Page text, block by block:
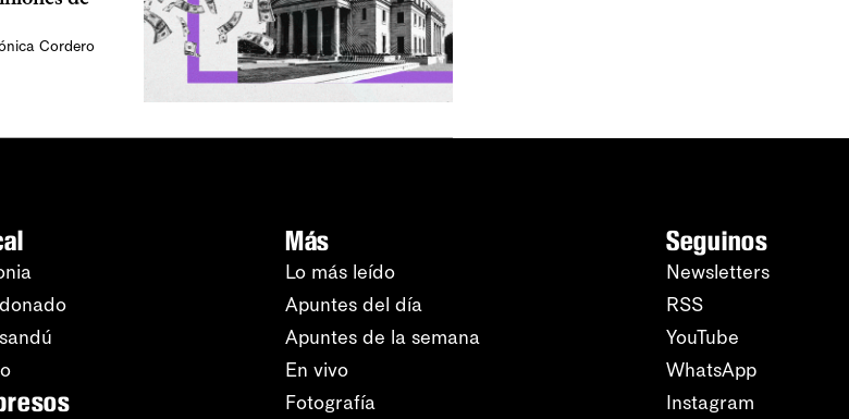
Cordero
Más
Lo más leído
Apuntes del día
Apuntes de la semana
En vivo
Fotografía
Seguinos
Newsletters
RSS
YouTube
WhatsApp
Instagram